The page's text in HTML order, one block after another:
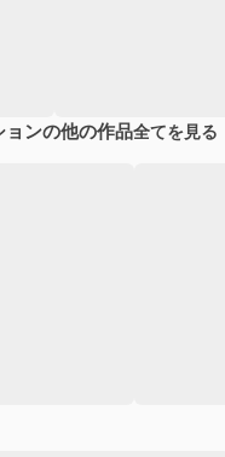
ンの他の作品全てを見る